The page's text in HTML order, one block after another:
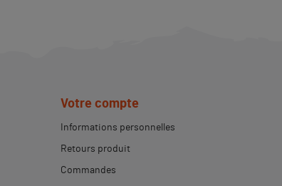
Votre compte
Informations personnelles
Retours produit
Commandes